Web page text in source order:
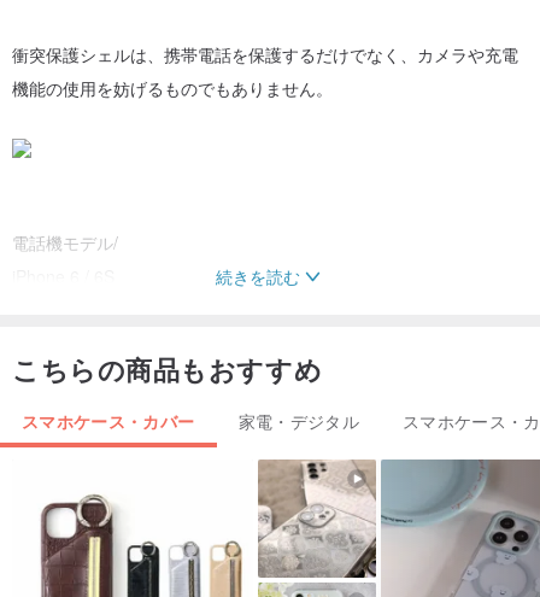
衝突保護シェルは、携帯電話を保護するだけでなく、カメラや充電
機能の使用を妨げるものでもありません。
電話機モデル/
iPhone 7/8 Plus
iPhone X
ご注文時に携帯電話のブランドとモデルをはっきりと明記してくだ
さい
続きを読む
こちらの商品もおすすめ
スマホケース・カバー 家電・デジタル スマホケース・